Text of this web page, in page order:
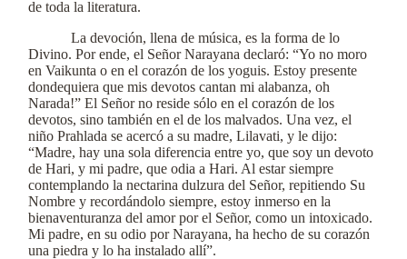
de toda la literatura.
La devoción, llena de música, es la forma de lo
Divino. Por ende, el Señor Narayana declaró: “Yo no moro
en Vaikunta o en el corazón de los yoguis. Estoy presente
dondequiera que mis devotos cantan mi alabanza, oh
Narada!” El Señor no reside sólo en el corazón de los
devotos, sino también en el de los malvados. Una vez, el
niño Prahlada se acercó a su madre, Lilavati, y le dijo:
“Madre, hay una sola diferencia entre yo, que soy un devoto
de Hari, y mi padre, que odia a Hari. Al estar siempre
contemplando la nectarina dulzura del Señor, repitiendo Su
Nombre y recordándolo siempre, estoy inmerso en la
bienaventuranza del amor por el Señor, como un intoxicado.
Mi padre, en su odio por Narayana, ha hecho de su corazón
una piedra y lo ha instalado allí”.